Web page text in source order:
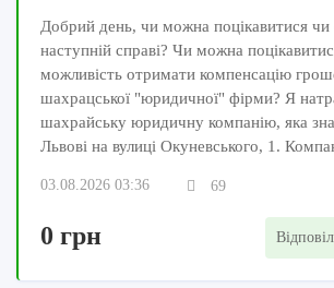
Добрий день, чи можна поцікавитися
наступній справі? Чи можна
можливість отримати компенсацію
шахрацської "юридичної" фірми? Я
шахрайську юридичну компанію, яка
Львові на вулиці Окуневського, 1.
03.08.2026 03:36 69
0 грн